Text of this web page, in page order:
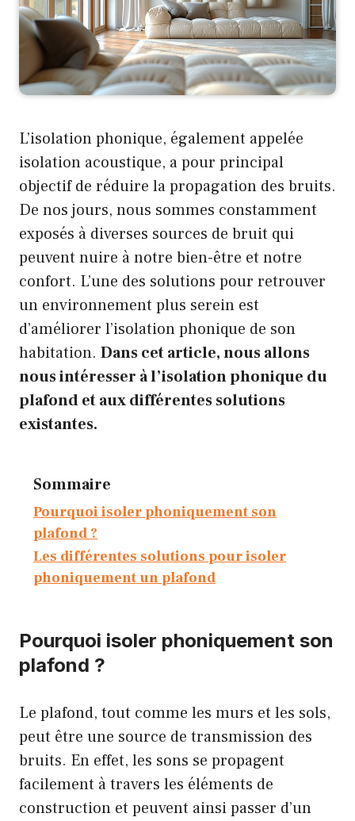
L’isolation phonique, également appelée
isolation acoustique, a pour principal
objectif de réduire la propagation des bruits.
De nos jours, nous sommes constamment
exposés à diverses sources de bruit qui
peuvent nuire à notre bien-être et notre
confort. L’une des solutions pour retrouver
un environnement plus serein est
d’améliorer l’isolation phonique de son
habitation. Dans cet article, nous allons
nous intéresser à l’isolation phonique du
plafond et aux différentes solutions
existantes.
Sommaire
Pourquoi isoler phoniquement son
plafond ?
Les différentes solutions pour isoler
phoniquement un plafond
Pourquoi isoler phoniquement son
plafond ?
Le plafond, tout comme les murs et les sols,
peut être une source de transmission des
bruits. En effet, les sons se propagent
facilement à travers les éléments de
construction et peuvent ainsi passer d’un